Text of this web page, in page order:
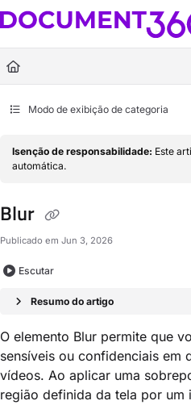
Documentation Index
Fetch the complete documentation index
Use this file to discover all available
Modo de exibição de categoria
Isenção de responsabilidade: Este
automática.
Blur
Publicado em Jun 3, 2026
Escutar
Resumo do artigo
O elemento Blur permite que
sensíveis ou confidenciais em
vídeos. Ao aplicar uma
região definida da tela por um